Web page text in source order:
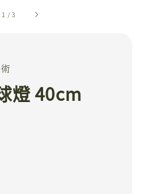
1 /3
燈 40cm